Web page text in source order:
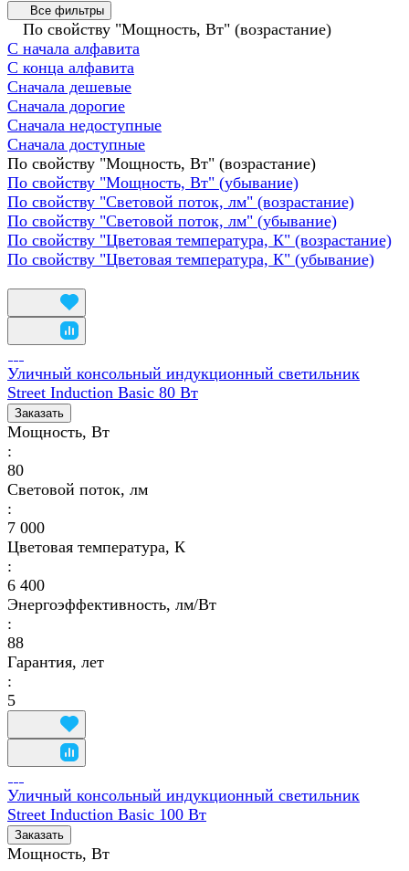
Все фильтры
По свойству "Мощность, Вт" (возрастание)
С начала алфавита
С конца алфавита
Сначала дешевые
Сначала дорогие
Сначала недоступные
Сначала доступные
По свойству "Мощность, Вт" (возрастание)
По свойству "Мощность, Вт" (убывание)
По свойству "Световой поток, лм" (возрастание)
По свойству "Световой поток, лм" (убывание)
По свойству "Цветовая температура, К" (возрастание)
По свойству "Цветовая температура, К" (убывание)
Уличный консольный индукционный светильник
Street Induction Basic 80 Вт
Заказать
Мощность, Вт
:
80
Световой поток, лм
:
7 000
Цветовая температура, К
:
6 400
Энергоэффективность, лм/Вт
:
88
Гарантия, лет
:
5
Уличный консольный индукционный светильник
Street Induction Basic 100 Вт
Заказать
Мощность, Вт